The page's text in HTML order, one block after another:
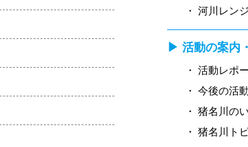
・河川レン
▶ 活動の案内
・活動レポ
・今後の活
・猪名川の
・猪名川ト